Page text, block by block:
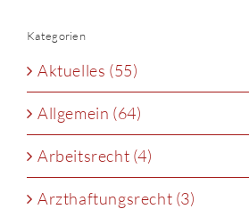
Kategorien
Aktuelles (55)
Allgemein (64)
Arbeitsrecht (4)
Arzthaftungsrecht (3)